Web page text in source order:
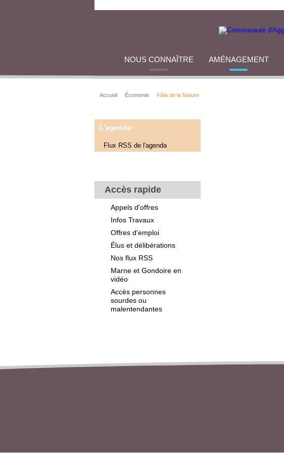
NOUS CONNAÎTRE AMÉNAGEMENT
Accueil Économie Fête de la Nature
L'agenda
Flux RSS de l'agenda
Accès rapide
Appels d'offres
Infos Travaux
Offres d'emploi
Élus et délibérations
Nos flux RSS
Marne et Gondoire en
vidéo
Accès personnes
sourdes ou
malentendantes